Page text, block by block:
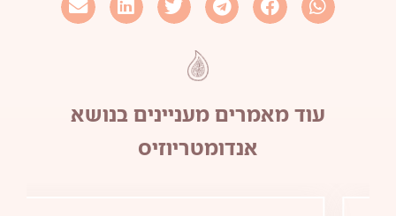
עוד מאמרים מעניינים בנושא
אנדומטריוזיס